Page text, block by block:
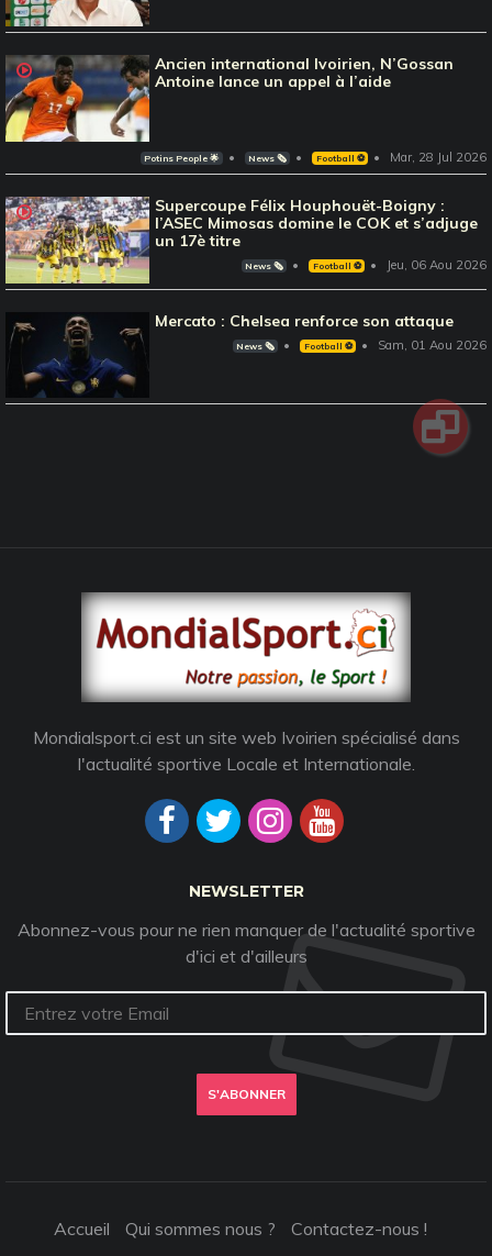
Ancien international Ivoirien, N’Gossan
Antoine lance un appel à l’aide
Potins People 🌟 News 🗞️ Football ⚽️ Mar, 28 Jul 2026
Supercoupe Félix Houphouët-Boigny :
l’ASEC Mimosas domine le COK et s’adjuge
un 17è titre
News 🗞️ Football ⚽️ Jeu, 06 Aou 2026
Mercato : Chelsea renforce son attaque
News 🗞️ Football ⚽️ Sam, 01 Aou 2026
Mondialsport.ci est un site web Ivoirien spécialisé dans
l'actualité sportive Locale et Internationale.
NEWSLETTER
Abonnez-vous pour ne rien manquer de l'actualité sportive
d'ici et d'ailleurs
S'ABONNER
Accueil Qui sommes nous ? Contactez-nous !